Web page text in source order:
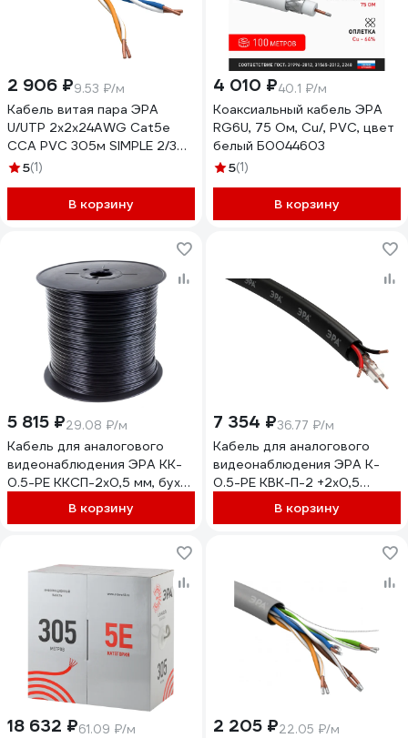
2 906 ₽9.53 ₽/м
Кабель витая пара ЭРА
U/UTP 2x2x24AWG Cat5e
CCA PVC 305м SIMPLE 2/30
Б0044433
5(1)
В корзину
4 010 ₽40.1 ₽/м
Коаксиальный кабель ЭРА
RG6U, 75 Ом, Cu/, PVC, цвет
белый Б0044603
5(1)
В корзину
5 815 ₽29.08 ₽/м
Кабель для аналогового
видеонаблюдения ЭРА KK-
0.5-PE ККСП-2x0,5 мм, бухта
200 м, чёрный, Б0052741
В корзину
7 354 ₽36.77 ₽/м
Кабель для аналогового
видеонаблюдения ЭРА K-
0.5-PE КВК-П-2 +2x0,5
мм.кв., бухта 200 м, чёрный,
В корзину
18 632 ₽61.09 ₽/м 2 205 ₽22.05 ₽/м